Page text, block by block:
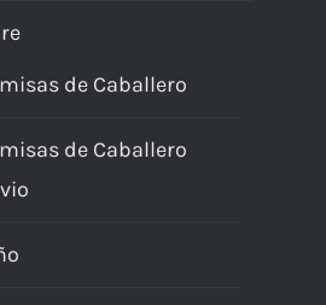
de Caballero
de Caballero